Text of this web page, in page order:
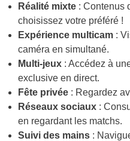
Réalité mixte : Contenus
choisissez votre préféré !
Expérience multicam :
caméra en simultané.
Multi-jeux : Accédez à
exclusive en direct.
Fête privée : Regardez
Réseaux sociaux :
en regardant les matchs.
Suivi des mains :